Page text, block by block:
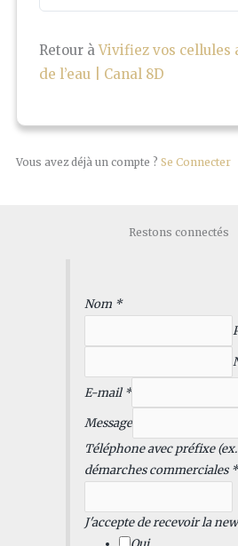
Retour àVivifiez vos cellules
de l’eau | Canal 8D
Vous avez déjà un compte ?Se Connecter
Restons connectés
Nom *
E-mail*
N
d
n
Message
Téléphone avec préfixe (ex.
démarches commerciales *
J'accepte de recevoir la